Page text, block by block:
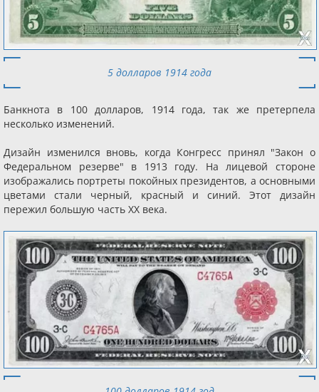
5 долларов 1914 года
Банкнота в 100 долларов, 1914 года, так же претерпела
несколько изменений.
Дизайн изменился вновь, когда Конгресс принял "Закон о
Федеральном резерве" в 1913 году. На лицевой стороне
изображались портреты покойных президентов, а основными
цветами стали черный, красный и синий. Этот дизайн
пережил большую часть XX века.